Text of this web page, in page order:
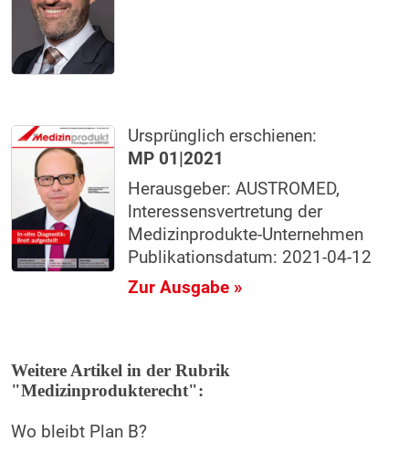
Ursprünglich erschienen:
MP 01|2021
Herausgeber: AUSTROMED,
lnteressensvertretung der
Medizinprodukte-Unternehmen
Publikationsdatum: 2021-04-12
Zur Ausgabe »
Weitere Artikel in der Rubrik
"Medizinprodukterecht":
Wo bleibt Plan B?